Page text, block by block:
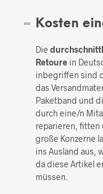
Kosten
Die
Retoure in
inbegriffen sind
das
Paketband und
durch eine/n
reparieren, fitten
große Konzerne
ins Ausland aus,
da diese Artikel
müssen.